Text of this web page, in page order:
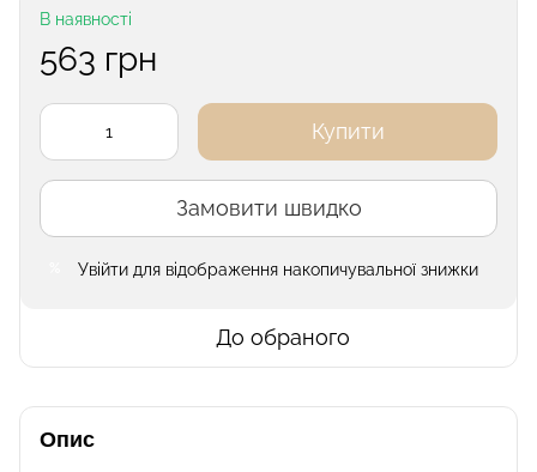
В наявності
563 грн
Купити
Замовити швидко
Увійти для відображення накопичувальної знижки
До обраного
Опис